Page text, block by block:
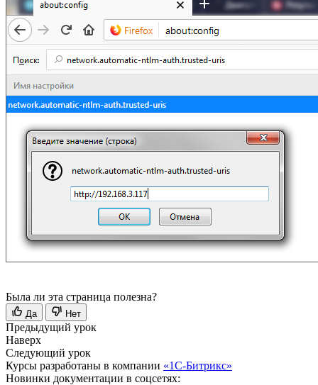
Была ли эта страница полезна?
Да Нет
Предыдущий урок
Наверх
Следующий урок
Курсы разработаны в компании «1С-Битрикс»
Новинки документации в соцсетях: